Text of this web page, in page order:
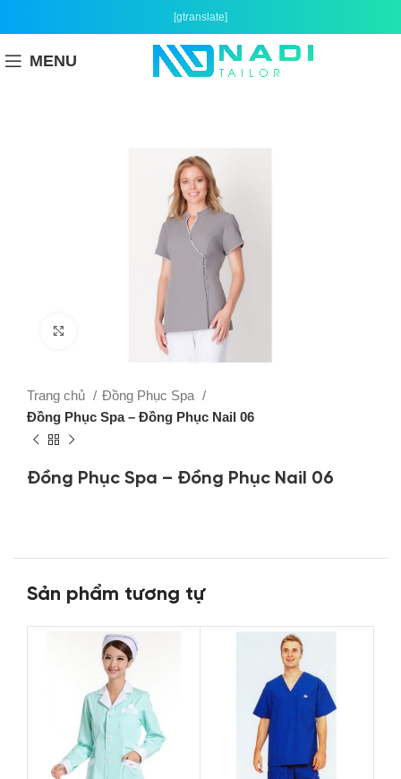
[gtranslate]
MENU
Click to enlarge
Trang chủ
Đồng Phục Spa
Đồng Phục Spa – Đồng Phục Nail 06
Đồng Phục Spa – Đồng Phục Nail 06
Sản phẩm tương tự